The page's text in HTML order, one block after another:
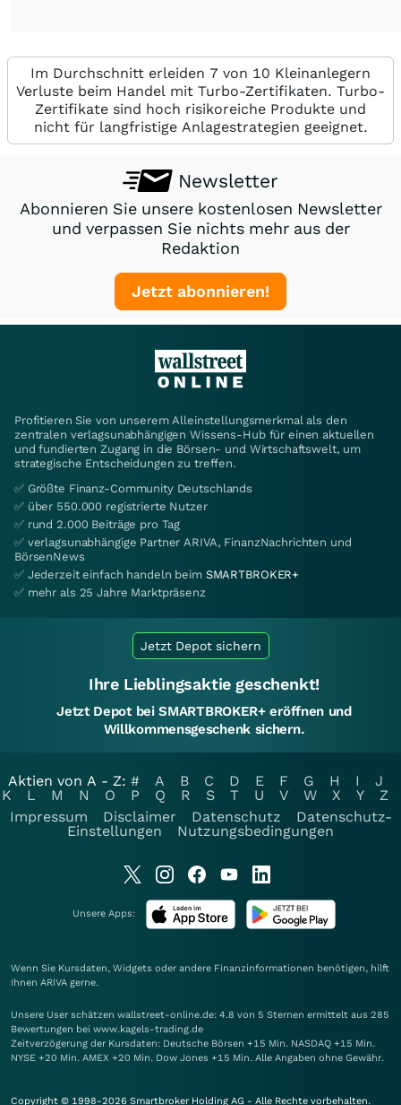
Im Durchschnitt erleiden 7 von 10 Kleinanlegern
Verluste beim Handel mit Turbo-Zertifikaten. Turbo-
Zertifikate sind hoch risikoreiche Produkte und
nicht für langfristige Anlagestrategien geeignet.
Newsletter
Abonnieren Sie unsere kostenlosen Newsletter
und verpassen Sie nichts mehr aus der
Redaktion
Jetzt abonnieren!
Profitieren Sie von unserem Alleinstellungsmerkmal als den
zentralen verlagsunabhängigen Wissens-Hub für einen aktuellen
und fundierten Zugang in die Börsen- und Wirtschaftswelt, um
strategische Entscheidungen zu treffen.
✅ Größte Finanz-Community Deutschlands
✅ über 550.000 registrierte Nutzer
✅ rund 2.000 Beiträge pro Tag
✅ verlagsunabhängige Partner ARIVA, FinanzNachrichten und
BörsenNews
✅ Jederzeit einfach handeln beim SMARTBROKER+
✅ mehr als 25 Jahre Marktpräsenz
Jetzt Depot sichern
Ihre Lieblingsaktie geschenkt!
Jetzt Depot bei SMARTBROKER+ eröffnen und
Willkommensgeschenk sichern.
Aktien von A - Z: # A B C D E F G H I
J
K
L M N O P Q R S T U V W X Y
Z
Impressum
Disclaimer Datenschutz
Datenschutz-
Einstellungen
Nutzungsbedingungen
Unsere Apps:
Wenn Sie Kursdaten, Widgets oder andere Finanzinformationen benötigen, hilft
Ihnen ARIVA gerne.
Unsere User schätzen wallstreet-online.de: 4.8 von 5 Sternen ermittelt aus 285
Bewertungen bei www.kagels-trading.de
Zeitverzögerung der Kursdaten: Deutsche Börsen +15 Min. NASDAQ +15 Min.
NYSE +20 Min. AMEX +20 Min. Dow Jones +15 Min. Alle Angaben ohne Gewähr.
Copyright © 1998-2026 Smartbroker Holding AG - Alle Rechte vorbehalten.